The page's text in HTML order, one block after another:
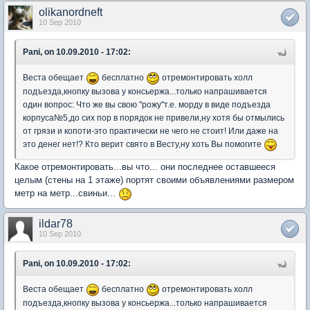
olikanordneft
10 Sep 2010
Pani, on 10.09.2010 - 17:02:
Веста обещает бесплатно
отремонтировать холл
подъезда,кнопку вызова у консьержа...только напрашивается
один вопрос: Что же вы свою "рожу"т.е. морду в виде подъезда
корпуса№5,до сих пор в порядок не привели,ну хотя бы отмылись
от грязи и копоти-это практически не чего не стоит! Или даже на
это денег нет!? Кто верит свято в Весту,ну хоть Вы помогите
Какое отремонтировать...вы что... они последнее оставшееся
целым (стены на 1 этаже) портят своими объявлениями размером
метр на метр...свиньи...
ildar78
10 Sep 2010
Pani, on 10.09.2010 - 17:02:
Веста обещает бесплатно
отремонтировать холл
подъезда,кнопку вызова у консьержа...только напрашивается